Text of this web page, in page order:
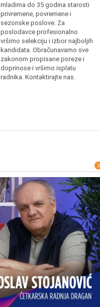
mladima do 35 godina starosti
privremene, povremene i
sezonske poslove. Za
poslodavce profesionalno
vršimo selekciju i izbor najboljih
kandidata. Obračunavamo sve
zakonom propisane poreze i
doprinose i vršimo isplatu
radnika. Kontaktirajte nas.